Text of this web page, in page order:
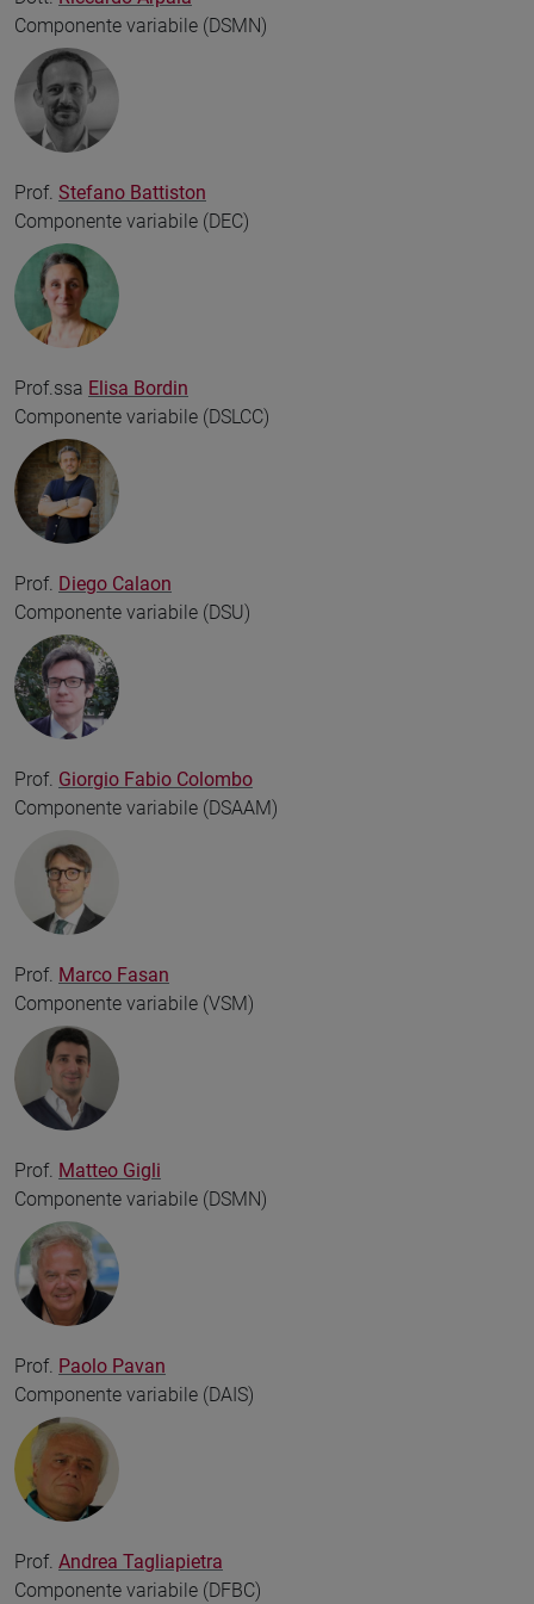
Componente variabile (DSMN)
Prof. Stefano Battiston
Componente variabile (DEC)
Prof.ssa Elisa Bordin
Componente variabile (DSLCC)
Prof. Diego Calaon
Componente variabile (DSU)
Prof. Giorgio Fabio Colombo
Componente variabile (DSAAM)
Prof. Marco Fasan
Componente variabile (VSM)
Prof. Matteo Gigli
Componente variabile (DSMN)
Prof. Paolo Pavan
Componente variabile (DAIS)
Prof. Andrea Tagliapietra
Componente variabile (DFBC)